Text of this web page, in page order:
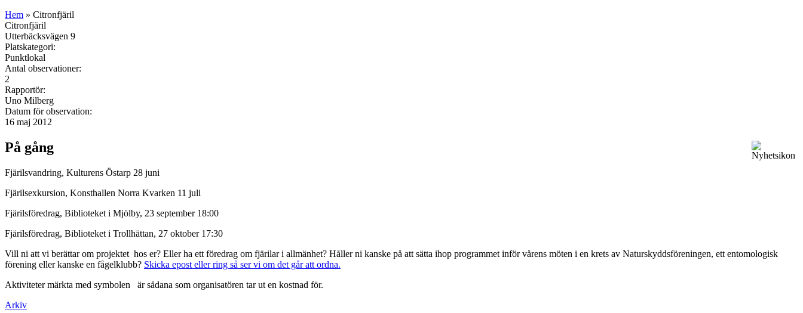
Hem » Citronfjäril
Citronfjäril
Utterbäcksvägen 9
Platskategori:
Punktlokal
Antal observationer:
2
Rapportör:
Uno Milberg
Datum för observation:
16 maj 2012
På gång
Fjärilsvandring, Kulturens Östarp 28 juni
Fjärilsexkursion, Konsthallen Norra Kvarken 11 juli
Fjärilsföredrag, Biblioteket i Mjölby, 23 september 18:00
Fjärilsföredrag, Biblioteket i Trollhättan, 27 oktober 17:30
Vill ni att vi berättar om projektet hos er? Eller ha ett föredrag om fjärilar i allmänhet? Håller ni kanske på att sätta ihop programmet inför vårens möten i en krets av Naturskyddsföreningen, ett entomologisk
förening eller kanske en fågelklubb? Skicka epost eller ring så ser vi om det går att ordna.
Aktiviteter märkta med symbolen
är sådana som organisatören tar ut en kostnad för.
Arkiv